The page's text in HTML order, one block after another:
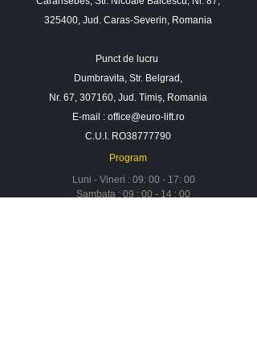
325400, Jud. Caras-Severin, Romania
Punct de lucru
Dumbravita, Str. Belgrad,
Nr. 67, 307160, Jud. Timiș, Romania
E-mail : office@euro-lift.ro
C.U.I. RO38777790
Program
Luni - Vineri : 09: 00 - 17: 00
Sambata : 09 : 00 - 14 : 00